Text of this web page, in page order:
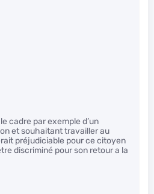
cadre par exemple d’un
et souhaitant travailler au
préjudiciable pour ce citoyen
discriminé pour son retour a la